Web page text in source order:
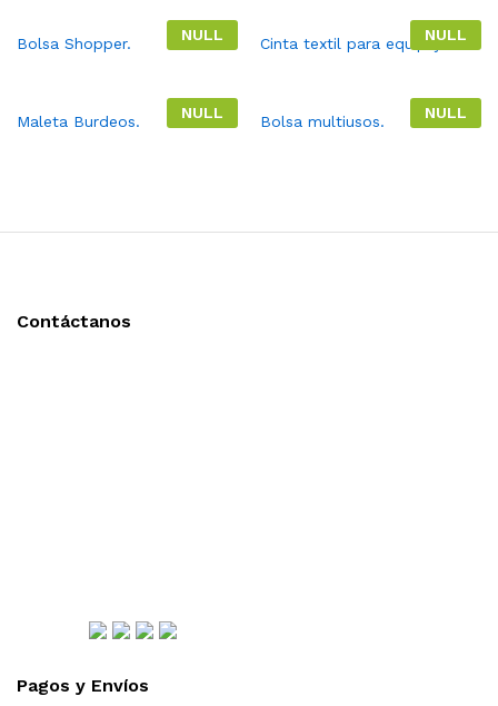
NULL
Bolsa Shopper. NULL
Cinta textil para equipaje.
NULL
Maleta Burdeos. NULL
Bolsa multiusos.
Contáctanos
Pagos y Envíos